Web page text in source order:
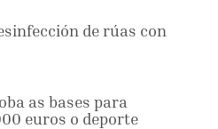
de rúas con
as bases para
euros o deporte